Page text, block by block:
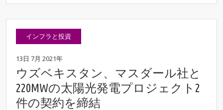
インフラと投資
13日 7月 2021年
ウズベキスタン、マスダール社と
220MWの太陽光発電プロジェクト2
件の契約を締結